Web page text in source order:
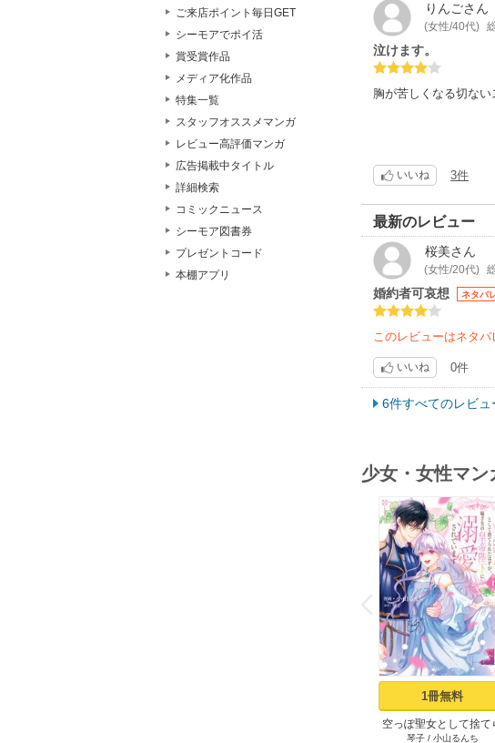
ご来店ポイント毎日GET
シーモアでポイ活
賞受賞作品
メディア化作品
特集一覧
スタッフオススメマンガ
レビュー高評価マンガ
広告掲載中タイトル
詳細検索
コミックニュース
シーモア図書券
プレゼントコード
本棚アプリ
りんごさん
(女性/40代)
泣けます。
胸が苦しくなる切な
いいね 3件
最新のレビュー
桜美さん
(女性/20代)
婚約者可哀想 ネタバ
このレビューはネタ
いいね 0件
6件すべてのレビュ
少女・女性マン
P
r
e
v
i
o
u
s
1冊無料
空っぽ聖女として捨て
れたはずが、嫁ぎ先の皇
琴子/ 小山るんち